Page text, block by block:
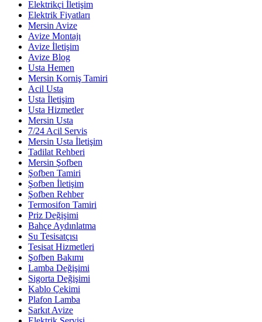
Elektrikçi İletişim
Elektrik Fiyatları
Mersin Avize
Avize Montajı
Avize İletişim
Avize Blog
Usta Hemen
Mersin Korniş Tamiri
Acil Usta
Usta İletişim
Usta Hizmetler
Mersin Usta
7/24 Acil Servis
Mersin Usta İletişim
Tadilat Rehberi
Mersin Şofben
Şofben Tamiri
Şofben İletişim
Şofben Rehber
Termosifon Tamiri
Priz Değişimi
Bahçe Aydınlatma
Su Tesisatçısı
Tesisat Hizmetleri
Şofben Bakımı
Lamba Değişimi
Sigorta Değişimi
Kablo Çekimi
Plafon Lamba
Sarkıt Avize